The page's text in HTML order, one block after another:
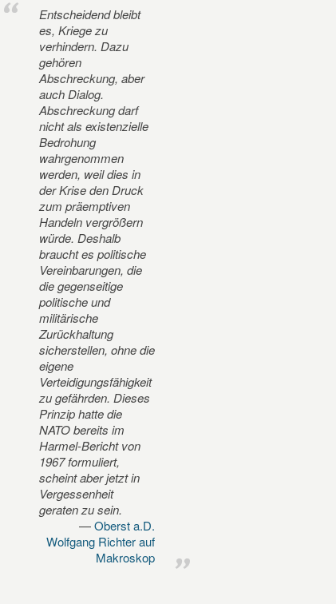
Entscheidend bleibt
es, Kriege zu
verhindern. Dazu
gehören
Abschreckung, aber
auch Dialog.
Abschreckung darf
nicht als existenzielle
Bedrohung
wahrgenommen
werden, weil dies in
der Krise den Druck
zum präemptiven
Handeln vergrößern
würde. Deshalb
braucht es politische
Vereinbarungen, die
die gegenseitige
politische und
militärische
Zurückhaltung
sicherstellen, ohne die
eigene
Verteidigungsfähigkeit
zu gefährden. Dieses
Prinzip hatte die
NATO bereits im
Harmel-Bericht von
1967 formuliert,
scheint aber jetzt in
Vergessenheit
geraten zu sein.
Oberst a.D.
Wolfgang Richter auf
Makroskop